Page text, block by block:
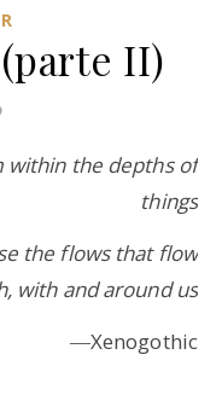
II)
things
the flows that flow
with and around us
―Xenogothic